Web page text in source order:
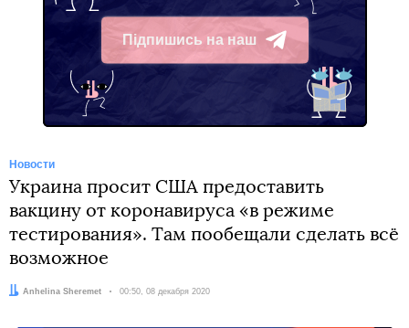
Підпишись на наш
Telegram
Новости
Украина просит США предоставить
вакцину от коронавируса «в режиме
тестирования». Там пообещали сделать всё
возможное
Автор:
Anhelina Sheremet Дата:
00:50, 08 декабря 2020